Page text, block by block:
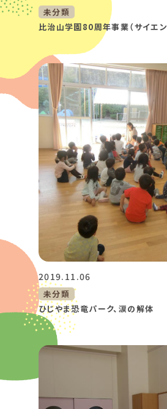
未分類
比治山学園80周年事業（サイエン
2019.11.06
未分類
ひじやま恐竜パーク、涙の解体